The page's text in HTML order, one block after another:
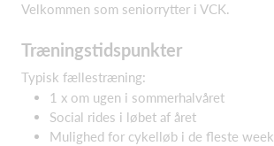
Velkommen som seniorrytter i VCK.
Træningstidspunkter
Typisk fællestræning:
1 x om ugen i sommerhalvåret
Social rides i løbet af året
Mulighed for cykelløb i de fleste